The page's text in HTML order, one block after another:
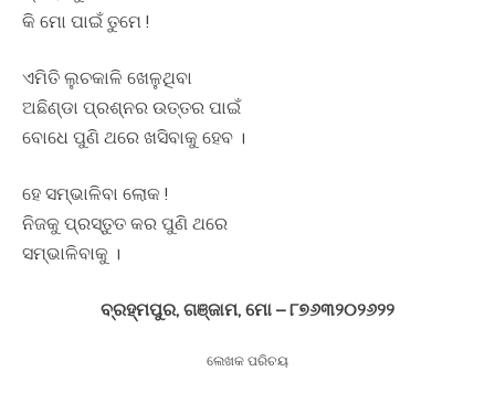
କି ମୋ ପାଇଁ ତୁମେ !
ଏମିତି ଲୁଚକାଳି ଖେଳୁଥିବା
ଅଛିଣ୍ଡା ପ୍ରଶ୍ନର ଉତ୍ତର ପାଇଁ
ବୋଧେ ପୁଣି ଥରେ ଖସିବାକୁ ହେବ ।
ହେ ସମ୍ଭାଳିବା ଲୋକ !
ନିଜକୁ ପ୍ରସ୍ତୁତ କର ପୁଣି ଥରେ
ସମ୍ଭାଳିବାକୁ ।
ବ୍ରହ୍ମପୁର, ଗଞ୍ଜାମ, ମୋ – ୮୭୬୩୨୦୨୬୨୨
ଲେଖକ ପରିଚୟ